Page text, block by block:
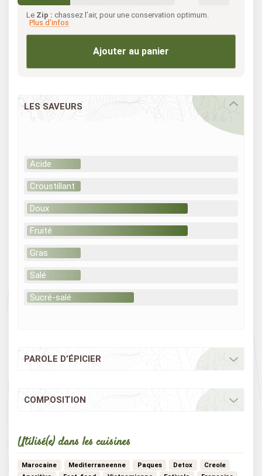
Le Zip : chassez l’air, pour une conservation optimum.
Plus d'infos
Ajouter au panier
LES SAVEURS
Acide
Croustillant
Doux
Fruité
Gras
Salé
Sucré-salé
PAROLE D’ÉPICIER
COMPOSITION
Utilisé(e) dans les cuisines
Marocaine Mediterraneenne Paques Detox
Creole